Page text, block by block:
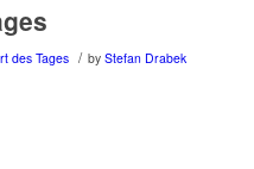
des Tages / by Stefan Drabek